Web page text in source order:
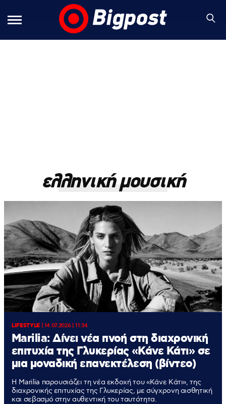
ελληνική μουσική
LIFESTYLE| 14.07.2026 | 11:34
Marilia: Δίνει νέα πνοή στη διαχρονική
επιτυχία της Γλυκερίας «Κάνε Κάτι» σε
μια μοναδική επανεκτέλεση (βίντεο)
Η Marilia παρουσιάζει τη νέα εκδοχή του «Κάνε Κάτι», της
διαχρονικής επιτυχίας της Γλυκερίας, με σύγχρονη αισθητική
και σεβασμό στην αυθεντική του ταυτότητα.